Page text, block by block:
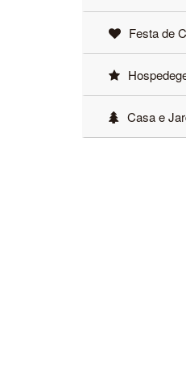
Festa de
Casa e